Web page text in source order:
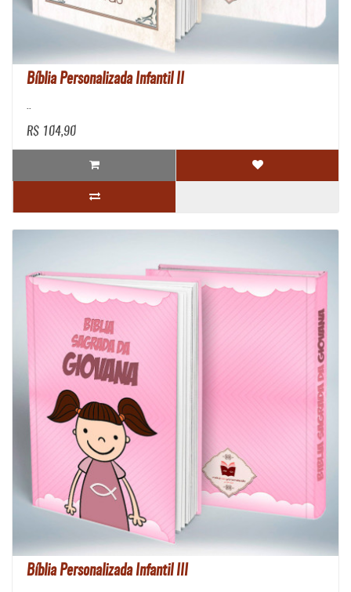
Bíblia Personalizada Infantil II
..
R$ 104,90
Bíblia Personalizada Infantil III